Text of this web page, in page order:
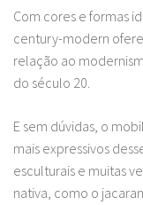
Com cores e formas
century-modern
relação ao
do século 20.
E sem dúvidas, o
mais expressivos
esculturais e muitas
nativa, como o